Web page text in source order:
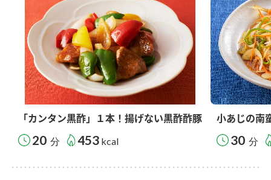
「カンタン黒酢」１本！揚げない黒酢酢豚
20 分 453 kcal
小あじの南
30 分